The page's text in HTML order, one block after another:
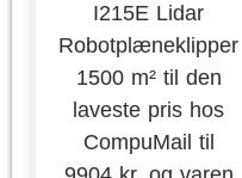
I215E Lidar
Robotplæneklipper
1500 m² til den
laveste pris hos
CompuMail til